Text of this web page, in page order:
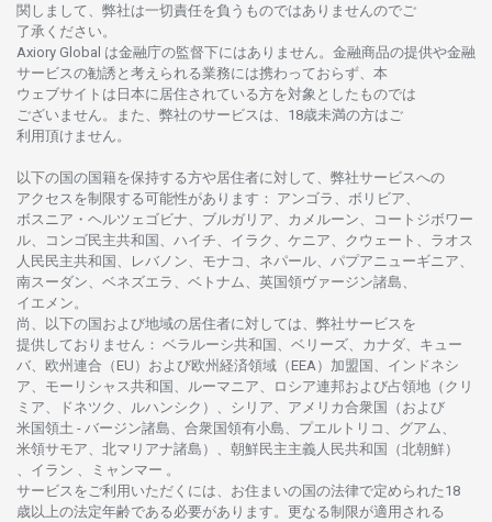
関し まして、 弊社は一切責任を負うものではありませんのでご
了承ください。
Axiory Global は金融庁の監督下にはありません。 金融商品の提供や金融
サービスの勧誘と 考えられる業務には携わっておらず、 本
ウェブサイトは 日本に 居住さ れている方を対象としたものでは
ございません。
また、 弊社のサービスは、18歳未満の方は ご
利用頂けません 。
以下の国の国籍を保持する方や居住者に対して、 弊社サービスへの
アクセスを制限する可能性があります ： アンゴラ、ボリビア、
ボスニア ・ ヘルツェゴビナ、ブルガリア、カメルーン、コートジボワー
ル、
コンゴ民主共和国、ハイチ、イラク、ケニア、クウェート、 ラオス
人民民主共和国、レバノン、モナコ、ネパール、パプアニューギニア、
南スーダン、ベネズエラ、ベトナム、 英国領ヴァージン諸島、
イエメン。
尚、 以下の国および地域の居住者に対しては、 弊社サービスを
提供しておりません ： ベラルーシ共和国、ベリーズ、カナダ、キュー
バ、 欧州連合 （EU） および欧州経済領域 （EEA）加盟国、インドネシ
ア、 モーリシャス共和国、ルーマニア、 ロシア連邦および占領地 （クリ
ミア、ドネツク、ルハンシク）、シリア、 アメリカ合衆国 （および
米国領土 - バージン諸島、合衆国領有小島、プエルトリコ、グアム、
米領サモア、 北マリアナ諸島）、 朝鮮民主主義人民共和国 （北朝鮮）
、イラン 、ミャンマー 。
サービスを ご利用いただくには、お住まいの国の法律で定められた 18
歳以上の法定年齢である必要があります。 更なる制限が適用さ れる